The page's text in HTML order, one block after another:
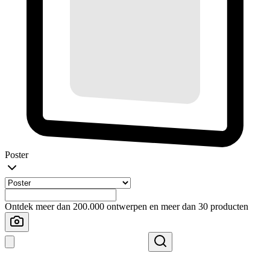
Poster
Ontdek meer dan 200.000 ontwerpen en meer dan 30 producten